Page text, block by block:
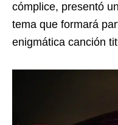
cómplice, presentó
tema que formará
enigmática canción